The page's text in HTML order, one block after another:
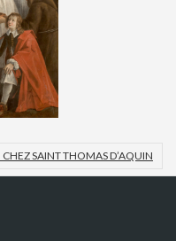
CHEZ SAINT THOMAS D’AQUIN